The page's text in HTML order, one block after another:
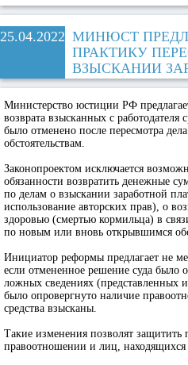
25.04.2022 МИНЮСТ
ПРАКТИКУ
ВЗЫСКАНИИ
Министерство юстиции РФ
возврата взысканных с работодателя
было отменено после пересмотра
обстоятельствам.
Законопроектом исключается
обязанности возвратить денежные
по делам о взыскании заработной
использование авторских прав), о
здоровью (смертью кормильца) в
по новым или вновь открывшимся
Инициатор реформы предлагает не
если отмененное решение суда было
ложных сведениях (представленных
было опровергнуто наличие
средства взысканы.
Такие изменения позволят защитить
правоотношении и лиц,